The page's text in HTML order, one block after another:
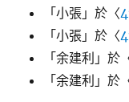
「小張 」於〈
「小張 」於〈
「余建利 」於
「余建利 」於